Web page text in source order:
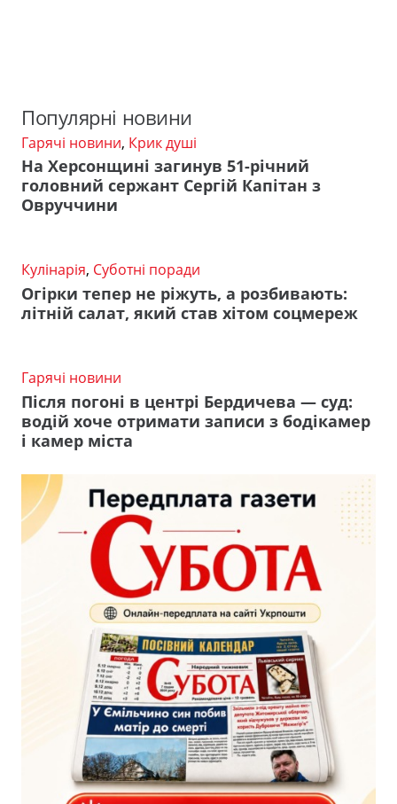
Популярні новини
Гарячі новини, Крик душі
На Херсонщині загинув 51-річний
головний сержант Сергій Капітан з
Овруччини
Кулінарія, Суботні поради
Огірки тепер не ріжуть, а розбивають:
літній салат, який став хітом соцмереж
Гарячі новини
Після погоні в центрі Бердичева — суд:
водій хоче отримати записи з бодікамер
і камер міста